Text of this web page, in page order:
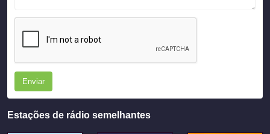
Enviar
Estações de rádio semelhantes